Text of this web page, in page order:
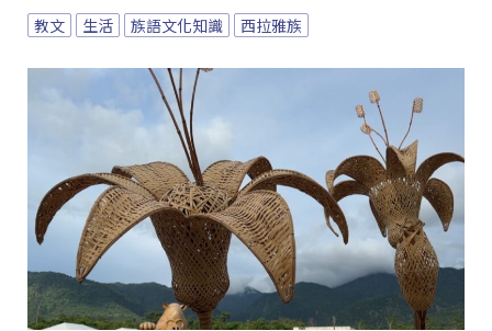
教文 生活 族語文化知識 西拉雅族